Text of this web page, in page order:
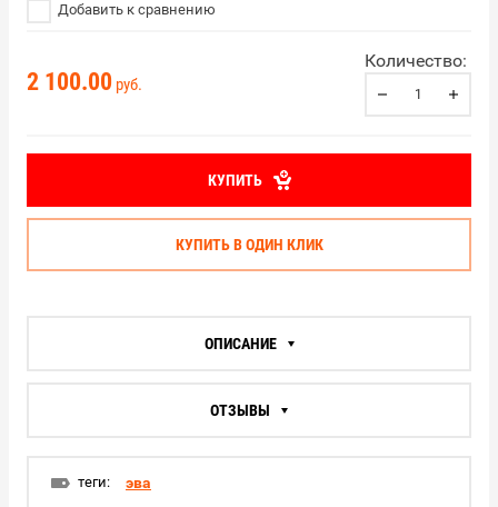
Добавить к сравнению
2 100.00 руб.
Количество:
КУПИТЬ
КУПИТЬ В ОДИН КЛИК
ОПИСАНИЕ
ОТЗЫВЫ
теги: эва